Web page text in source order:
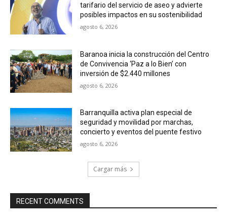
tarifario del servicio de aseo y advierte
posibles impactos en su sostenibilidad
agosto 6, 2026
Baranoa inicia la construcción del Centro
de Convivencia ‘Paz a lo Bien’ con
inversión de $2.440 millones
agosto 6, 2026
Barranquilla activa plan especial de
seguridad y movilidad por marchas,
concierto y eventos del puente festivo
agosto 6, 2026
Cargar más
RECENT COMMENTS